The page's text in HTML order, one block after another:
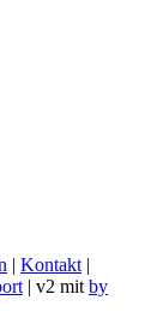
| Kontakt |
| v2 mit by